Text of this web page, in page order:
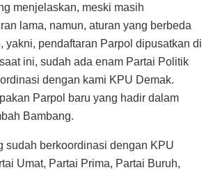
menjelaskan, meski masih
lama, namun, aturan yang berbeda
yakni, pendaftaran Parpol dipusatkan di
ini, sudah ada enam Partai Politik
dengan kami KPU Demak.
Parpol baru yang hadir dalam
Bambang.
sudah berkoordinasi dengan KPU
Umat, Partai Prima, Partai Buruh,